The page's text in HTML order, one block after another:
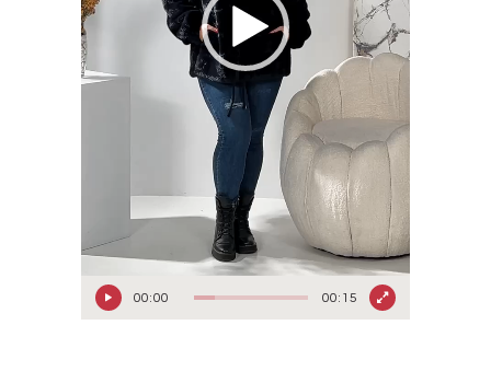
00:00 00:15